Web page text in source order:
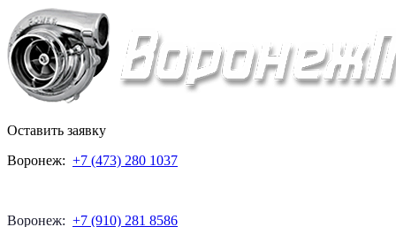
Оставить заявку
Воронеж: +7 (473) 280 1037
Воронеж: +7 (910) 281 8586